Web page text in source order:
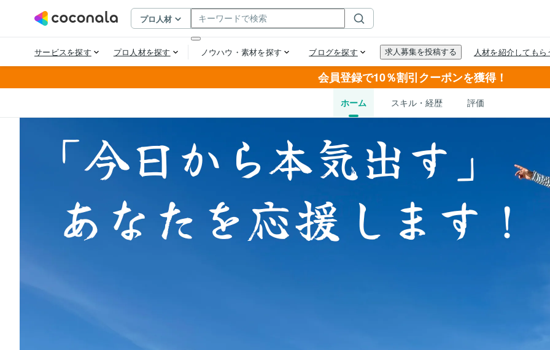
会員登録で10％割引クーポンを獲得！
ホーム スキル・経歴 評価